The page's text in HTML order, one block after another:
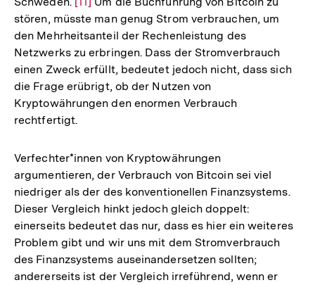
Auflösung
der
Fußnote
stören, müsste man genug Strom verbrauchen, um
den Mehrheitsanteil der Rechenleistung des
Netzwerks zu erbringen. Dass der Stromverbrauch
einen Zweck erfüllt, bedeutet jedoch nicht, dass sich
die Frage erübrigt, ob der Nutzen von
Kryptowährungen den enormen Verbrauch
rechtfertigt.
Verfechter*innen von Kryptowährungen
argumentieren, der Verbrauch von Bitcoin sei viel
niedriger als der des konventionellen Finanzsystems.
Dieser Vergleich hinkt jedoch gleich doppelt:
einerseits bedeutet das nur, dass es hier ein weiteres
Problem gibt und wir uns mit dem Stromverbrauch
des Finanzsystems auseinandersetzen sollten;
andererseits ist der Vergleich irreführend, wenn er